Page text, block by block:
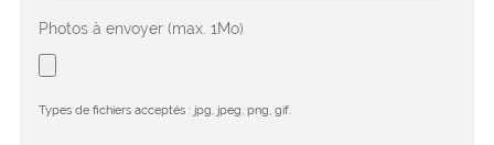
Photos à envoyer (max. 1Mo)
Types de fichiers acceptés : jpg, jpeg, png, gif.